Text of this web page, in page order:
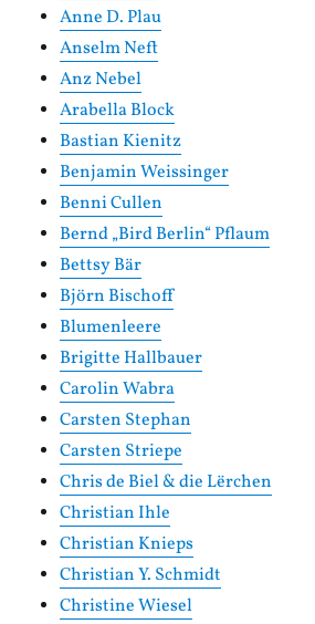
Anne D. Plau
Anselm Neft
Anz Nebel
Arabella Block
Bastian Kienitz
Benjamin Weissinger
Benni Cullen
Bernd „Bird Berlin“ Pflaum
Bettsy Bär
Björn Bischoff
Blumenleere
Brigitte Hallbauer
Carolin Wabra
Carsten Stephan
Carsten Striepe
Chris de Biel & die Lërchen
Christian Ihle
Christian Knieps
Christian Y. Schmidt
Christine Wiesel